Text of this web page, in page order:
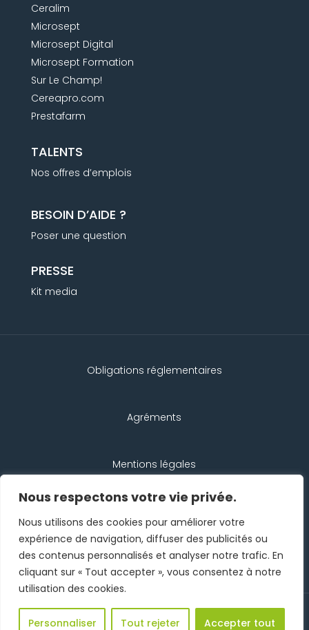
Nous respectons votre vie privée.
Nous utilisons des cookies pour améliorer votre
expérience de navigation, diffuser des publicités ou
des contenus personnalisés et analyser notre trafic. En
cliquant sur « Tout accepter », vous consentez à notre
utilisation des cookies.
Personnaliser Tout rejeter Accepter tout
Ceralim
Microsept
Microsept Digital
Microsept Formation
Sur Le Champ!
Cereapro.com
Prestafarm
TALENTS
Nos offres d’emplois
BESOIN D’AIDE ?
Poser une question
PRESSE
Kit media
Obligations réglementaires
Agréments
Mentions légales
Contact